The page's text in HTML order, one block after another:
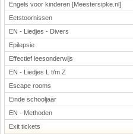
Engels voor kinderen [Meestersipke.nl]
Eetstoornissen
EN - Liedjes - Divers
Epilepsie
Effectief leesonderwijs
EN - Liedjes L t/m Z
Escape rooms
Einde schooljaar
EN - Methoden
Exit tickets